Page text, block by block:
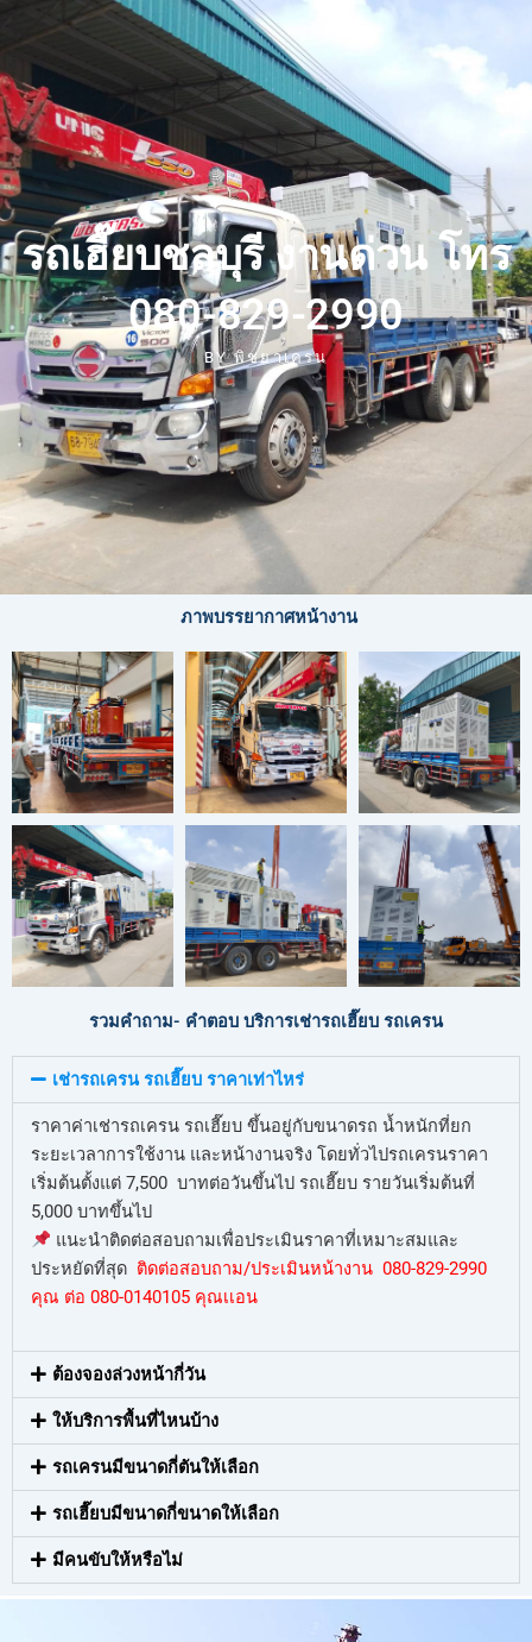
รถเฮี๊ยบชลบุรี งานด่วน โทร
080-829-2990
BYพิชยาเครน
ภาพบรรยากาศหน้างาน
รวมคำถาม- คำตอบ บริการเช่ารถเฮี๊ยบ รถเครน
เช่ารถเครน รถเฮี๊ยบ ราคาเท่าไหร่
ราคาค่าเช่ารถเครน รถเฮี๊ยบ ขึ้นอยู่กับขนาดรถ น้ำหนักที่ยก
ระยะเวลาการใช้งาน และหน้างานจริง โดยทั่วไปรถเครนราคา
เริ่มต้นตั้งแต่ 7,500 บาทต่อวันขึ้นไป รถเฮี๊ยบ รายวันเริ่มต้นที่
5,000 บาทขึ้นไป
แนะนำติดต่อสอบถามเพื่อประเมินราคาที่เหมาะสมและ
ประหยัดที่สุด ติดต่อสอบถาม/ประเมินหน้างาน 080-829-2990
คุณ ต่อ 080-0140105 คุณเเอน
ต้องจองล่วงหน้ากี่วัน
ให้บริการพื้นที่ไหนบ้าง
รถเครนมีขนาดกี่ตันให้เลือก
รถเฮี๊ยบมีขนาดกี่ขนาดให้เลือก
มีคนขับให้หรือไม่